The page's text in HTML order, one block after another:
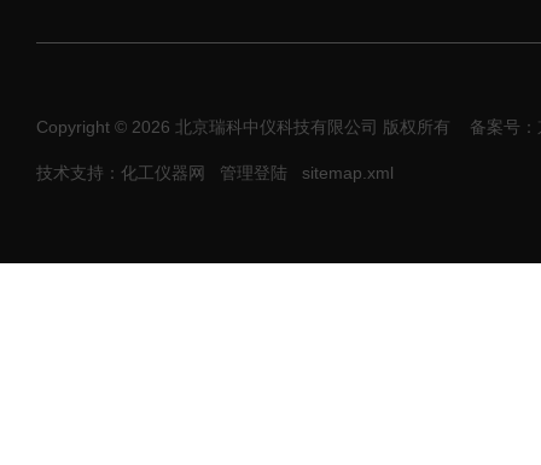
Copyright © 2026 北京瑞科中仪科技有限公司 版权所有 备案号
技术支持：化工仪器网 管理登陆 sitemap.xml